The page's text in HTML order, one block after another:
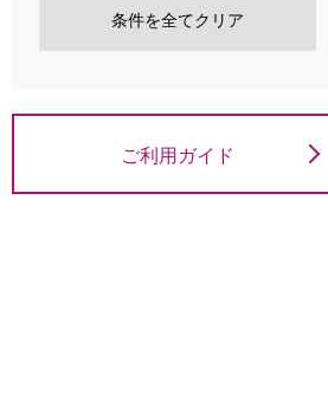
条件を全てクリア
ご利用ガイド